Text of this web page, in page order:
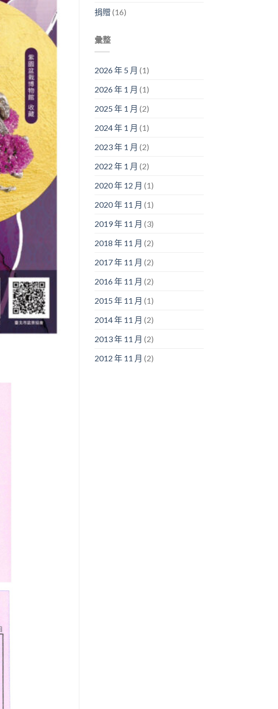
捐贈 (16)
彙整
2026 年 5 月 (1)
2026 年 1 月 (1)
2025 年 1 月 (2)
2024 年 1 月 (1)
2023 年 1 月 (2)
2022 年 1 月 (2)
2020 年 12 月 (1)
2020 年 11 月 (1)
2019 年 11 月 (3)
2018 年 11 月 (2)
2017 年 11 月 (2)
2016 年 11 月 (2)
2015 年 11 月 (1)
2014 年 11 月 (2)
2013 年 11 月 (2)
2012 年 11 月 (2)